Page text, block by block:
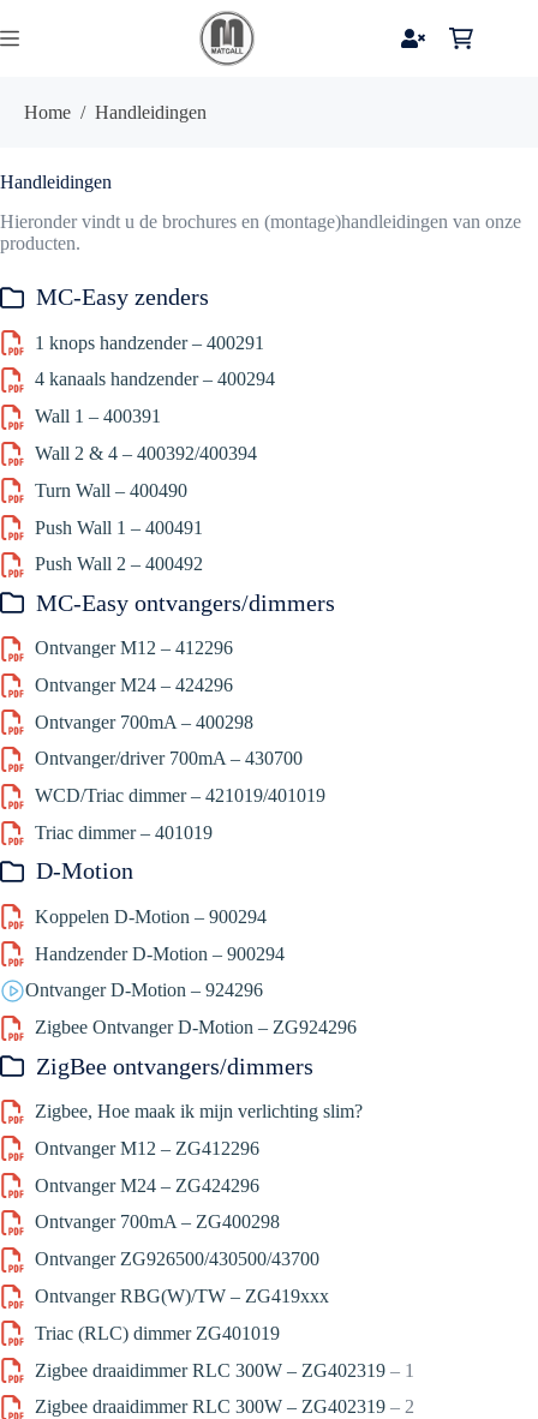
naar
de
Home / Handleidingen
Handleidingen
Hieronder vindt u de brochures en (montage)handleidingen van onze
producten.
MC-Easy zenders
1 knops handzender – 400291
4 kanaals handzender – 400294
Wall 1 – 400391
Wall 2 & 4 – 400392/400394
Turn Wall – 400490
Push Wall 1 – 400491
Push Wall 2 – 400492
MC-Easy ontvangers/dimmers
Ontvanger M12 – 412296
Ontvanger M24 – 424296
Ontvanger 700mA – 400298
Ontvanger/driver 700mA – 430700
WCD/Triac dimmer – 421019/401019
Triac dimmer – 401019
D-Motion
Koppelen D-Motion – 900294
Handzender D-Motion – 900294
Ontvanger D-Motion – 924296
Zigbee Ontvanger D-Motion – ZG924296
ZigBee ontvangers/dimmers
Zigbee, Hoe maak ik mijn verlichting slim?
Ontvanger M12 – ZG412296
Ontvanger M24 – ZG424296
Ontvanger 700mA – ZG400298
Ontvanger ZG926500/430500/43700
Ontvanger RBG(W)/TW – ZG419xxx
Triac (RLC) dimmer ZG401019
Zigbee draaidimmer RLC 300W – ZG402319– 1
Zigbee draaidimmer RLC 300W – ZG402319– 2